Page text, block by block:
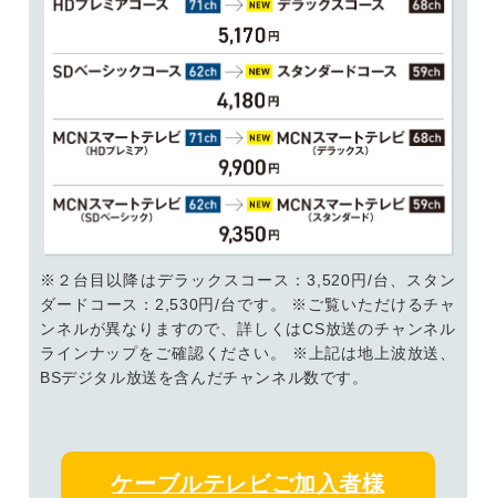
※２台目以降はデラックスコース：3,520円/台、スタン
ダードコース：2,530円/台です。 ※ご覧いただけるチャ
ンネルが異なりますので、詳しくはCS放送のチャンネル
ラインナップをご確認ください。 ※上記は地上波放送、
BSデジタル放送を含んだチャンネル数です。
ケーブルテレビご加入者様